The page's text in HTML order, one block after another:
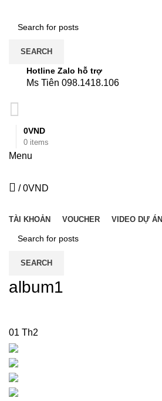
SEARCH
Hotline Zalo hỗ trợ
Ms Tiên 098.1418.106
0 items
0VND
Menu
/ 0VND
TÀI KHOẢN VOUCHER VIDEO DỰ ÁN
SEARCH
album1
01 Th2